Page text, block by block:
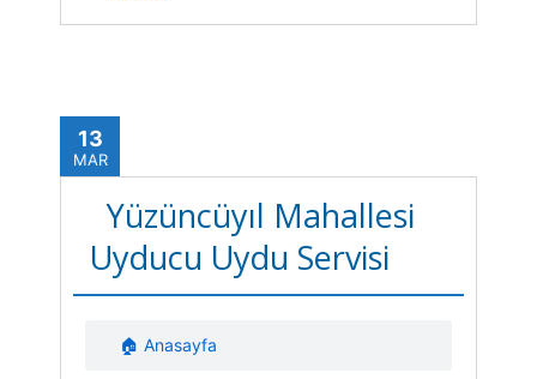
13
MAR
Yüzüncüyıl Mahallesi
Uyducu Uydu Servisi
🏠 Anasayfa